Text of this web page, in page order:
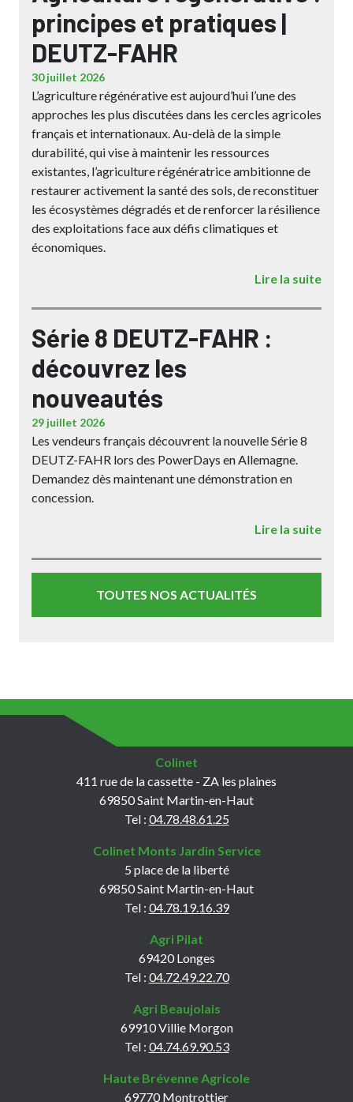
principes et pratiques |
DEUTZ-FAHR
30 juillet 2026
L’agriculture régénérative est aujourd’hui l’une des
approches les plus discutées dans les cercles agricoles
français et internationaux. Au-delà de la simple
durabilité, qui vise à maintenir les ressources
existantes, l’agriculture régénératrice ambitionne de
restaurer activement la santé des sols, de reconstituer
les écosystèmes dégradés et de renforcer la résilience
des exploitations face aux défis climatiques et
économiques.
Lire la suite
Série 8 DEUTZ-FAHR :
découvrez les
nouveautés
29 juillet 2026
Les vendeurs français découvrent la nouvelle Série 8
DEUTZ-FAHR lors des PowerDays en Allemagne.
Demandez dès maintenant une démonstration en
concession.
Lire la suite
TOUTES NOS ACTUALITÉS
Colinet
411 rue de la cassette - ZA les plaines
69850 Saint Martin-en-Haut
Tel : 04.78.48.61.25
Colinet Monts Jardin Service
5 place de la liberté
69850 Saint Martin-en-Haut
Tel : 04.78.19.16.39
Agri Pilat
69420 Longes
Tel : 04.72.49.22.70
Agri Beaujolais
69910 Villie Morgon
Tel : 04.74.69.90.53
Haute Brévenne Agricole
69770 Montrottier